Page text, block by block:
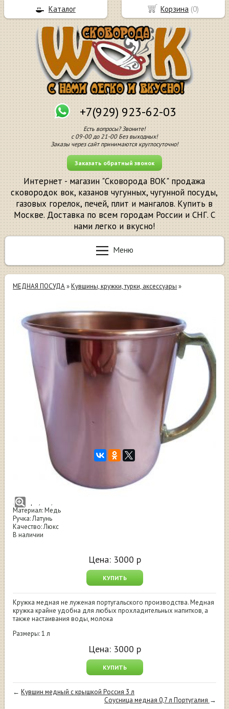
+7(929) 923-62-03
Есть вопросы? Звоните!
с 09-00 до 21-00 Без выходных!
Заказы через сайт принимаются круглосуточно!
Заказать обратный звонок
Интернет - магазин "Сковорода ВОК" продажа
сковородок вок, казанов чугунных, чугунной посуды,
газовых горелок, печей, плит и мангалов. Купить в
Москве. Доставка по всем городам России и СНГ. С
нами легко и вкусно!
Меню
МЕДНАЯ ПОСУДА»Кувшины, кружки, турки, аксессуары »
Кружка медная Португалия
Размеры, л: 1,0
Материал: Медь
Ручка: Латунь
Качество: Люкс
В наличии
Цена: 3000 р
КУПИТЬ
Кружка медная не луженая португальского производства. Медная
кружка крайне удобна для любых прохладительных напитков, а
также настаивания воды, молока
Размеры: 1 л
Цена: 3000 р
КУПИТЬ
←Кувшин медный с крышкой Россия 3 л
Соусница медная 0,7 л Португалия →
Корзина (0)
Каталог